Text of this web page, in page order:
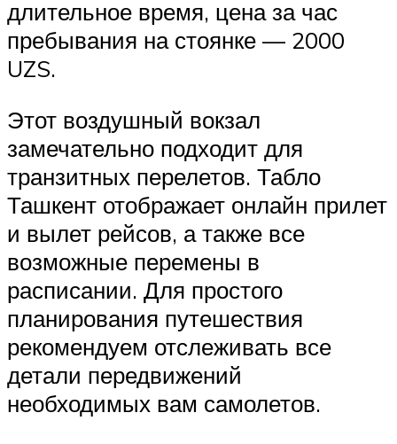
длительное время, цена за час
пребывания на стоянке — 2000
UZS.
Этот воздушный вокзал
замечательно подходит для
транзитных перелетов. Табло
Ташкент отображает онлайн прилет
и вылет рейсов, а также все
возможные перемены в
расписании. Для простого
планирования путешествия
рекомендуем отслеживать все
детали передвижений
необходимых вам самолетов.